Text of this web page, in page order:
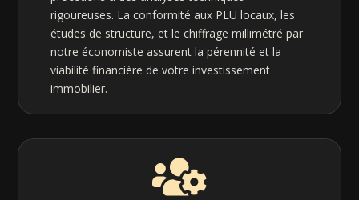
rigoureuses. La conformité aux PLU locaux, les
études de structure, et le chiffrage millimétré par
notre économiste assurent la pérennité et la
viabilité financière de votre investissement
immobilier.
